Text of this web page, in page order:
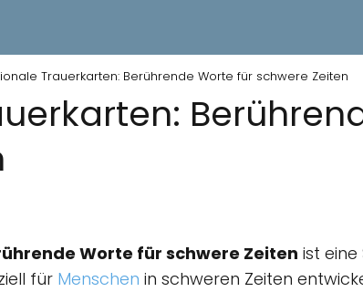
Trauerkarten: Berührende Worte für schwere Zeiten
Worte für schwere Zeiten ist
für Menschen in schweren Zeiten